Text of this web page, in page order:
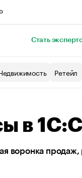
Стать
Ретейл
в
воронка